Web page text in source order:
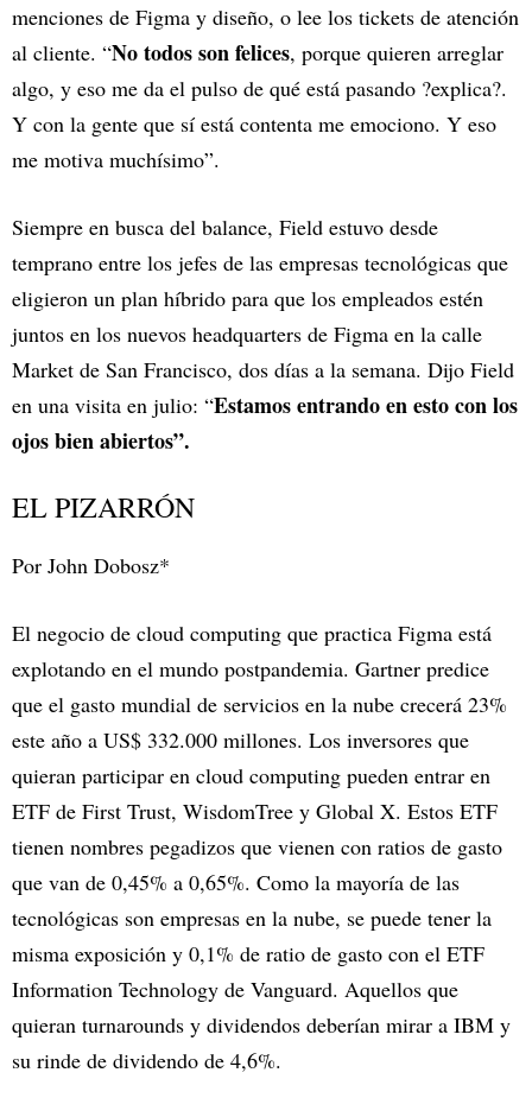
menciones de Figma y diseño, o lee los tickets de atención
al cliente. “No todos son felices, porque quieren arreglar
algo, y eso me da el pulso de qué está pasando ?explica?.
Y con la gente que sí está contenta me emociono. Y eso
me motiva muchísimo”.
Siempre en busca del balance, Field estuvo desde
temprano entre los jefes de las empresas tecnológicas que
eligieron un plan híbrido para que los empleados estén
juntos en los nuevos headquarters de Figma en la calle
Market de San Francisco, dos días a la semana. Dijo Field
en una visita en julio: “Estamos entrando en esto con los
ojos bien abiertos”.
EL PIZARRÓN
Por John Dobosz*
El negocio de cloud computing que practica Figma está
explotando en el mundo postpandemia. Gartner predice
que el gasto mundial de servicios en la nube crecerá 23%
este año a US$ 332.000 millones. Los inversores que
quieran participar en cloud computing pueden entrar en
ETF de First Trust, WisdomTree y Global X. Estos ETF
tienen nombres pegadizos que vienen con ratios de gasto
que van de 0,45% a 0,65%. Como la mayoría de las
tecnológicas son empresas en la nube, se puede tener la
misma exposición y 0,1% de ratio de gasto con el ETF
Information Technology de Vanguard. Aquellos que
quieran turnarounds y dividendos deberían mirar a IBM y
su rinde de dividendo de 4,6%.